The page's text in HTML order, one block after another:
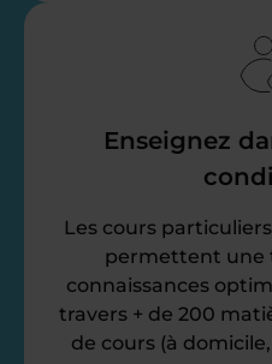
Enseignez
Les cours
permettent une
connaissances
travers + de 200
de cours (à